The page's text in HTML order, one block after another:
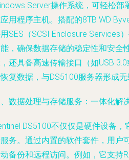
Server操作系统，可轻松
用程序主机。搭配的8TB WD
SES（SCSI Enclosure Services
，确保数据存储的稳定性和安全
还具备高速传输接口（如USB
复数据，与DS5100服务器形成无
数据处理与存储服务：一体化解
DS5100不仅仅是硬件设备
务。通过内置的软件套件，用户
备份和远程访问。例如，它支持